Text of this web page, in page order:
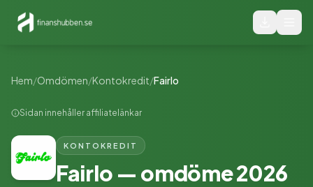
Hem/Omdömen/Kontokredit/Fairlo
Sidan innehåller affiliatelänkar
KONTOKREDIT
Fairlo — omdöme2026